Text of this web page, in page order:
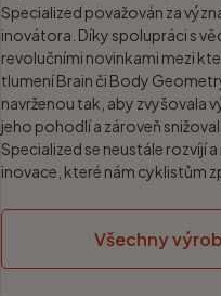
Specialized považován za
inovátora. Díky spolupráci s
revolučními novinkami mezi
tlumení Brain či Body
navrženou tak, aby zvyšovala
jeho pohodlí a zároveň
Specialized se neustále rozvíjí
inovace, které nám cyklistům
Všechny